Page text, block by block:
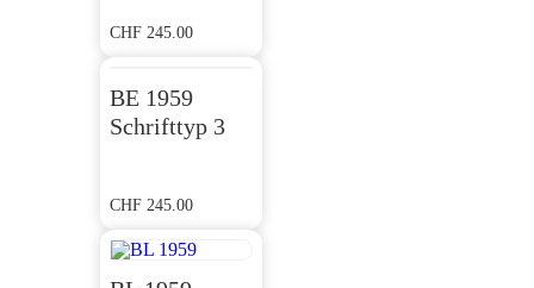
CHF 245.00
BE 1959
Schrifttyp 3
CHF 245.00